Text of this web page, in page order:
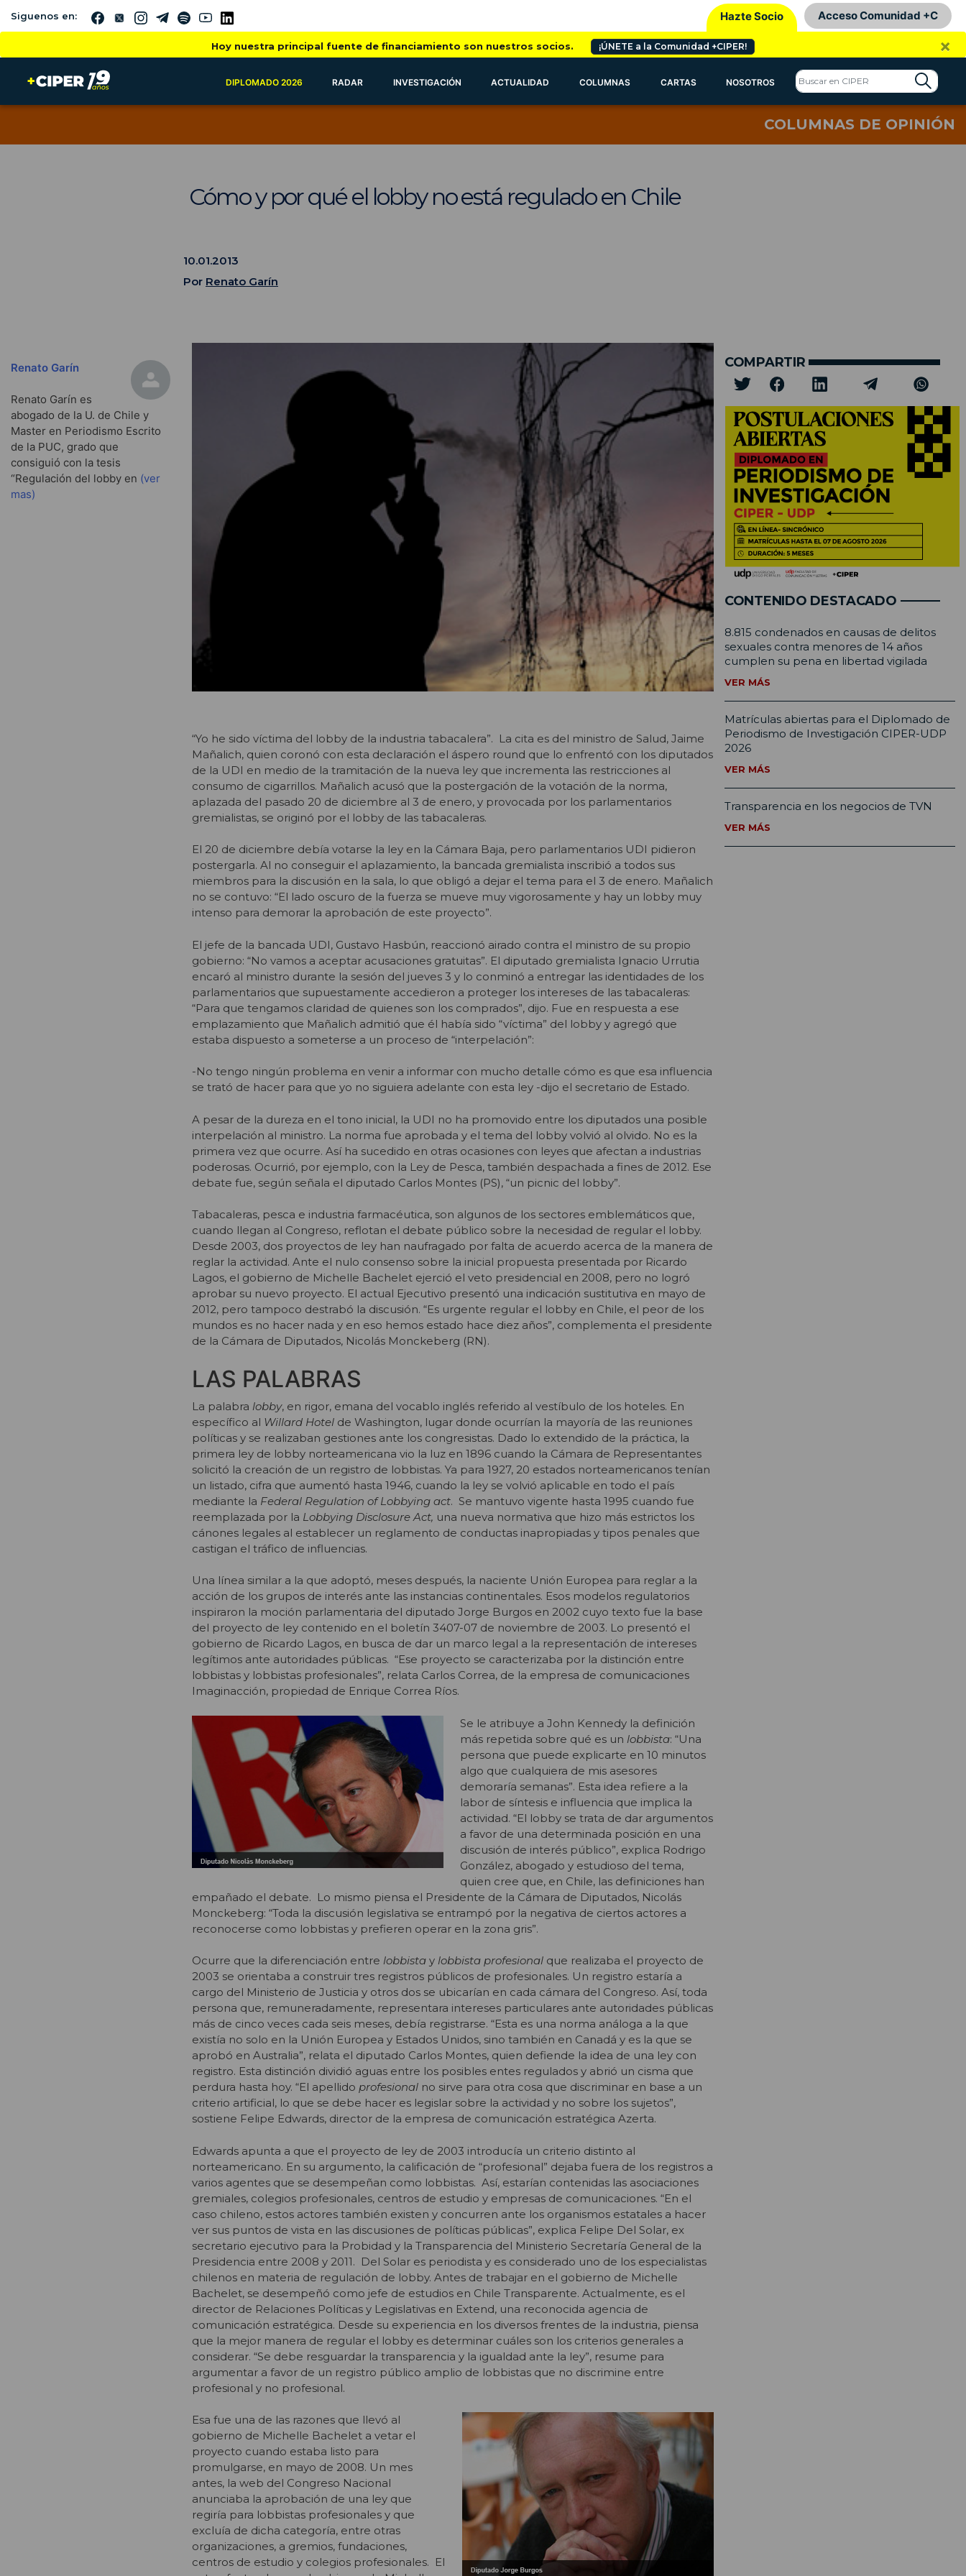
Siguenos en: Hazte Socio Acceso Comunidad +C
Hoy nuestra principal fuente de financiamiento son nuestros socios. ¡ÚNETE a la Comunidad +CIPER! ×
DIPLOMADO 2026 RADAR INVESTIGACIÓN ACTUALIDAD COLUMNAS CARTAS NOSOTROS
COLUMNAS DE OPINIÓN
Cómo y por qué el lobby no está regulado en Chile
10.01.2013
Por Renato Garín
Renato Garín
Renato Garín es
abogado de la U. de Chile y
Master en Periodismo Escrito
de la PUC, grado que
consiguió con la tesis
“Regulación del lobby en (ver
mas)
“Yo he sido víctima del lobby de la industria tabacalera”. La cita es del ministro de Salud, Jaime
Mañalich, quien coronó con esta declaración el áspero round que lo enfrentó con los diputados
de la UDI en medio de la tramitación de la nueva ley que incrementa las restricciones al
consumo de cigarrillos. Mañalich acusó que la postergación de la votación de la norma,
aplazada del pasado 20 de diciembre al 3 de enero, y provocada por los parlamentarios
gremialistas, se originó por el lobby de las tabacaleras.
El 20 de diciembre debía votarse la ley en la Cámara Baja, pero parlamentarios UDI pidieron
postergarla. Al no conseguir el aplazamiento, la bancada gremialista inscribió a todos sus
miembros para la discusión en la sala, lo que obligó a dejar el tema para el 3 de enero. Mañalich
no se contuvo: “El lado oscuro de la fuerza se mueve muy vigorosamente y hay un lobby muy
intenso para demorar la aprobación de este proyecto”.
El jefe de la bancada UDI, Gustavo Hasbún, reaccionó airado contra el ministro de su propio
gobierno: “No vamos a aceptar acusaciones gratuitas”. El diputado gremialista Ignacio Urrutia
encaró al ministro durante la sesión del jueves 3 y lo conminó a entregar las identidades de los
parlamentarios que supuestamente accedieron a proteger los intereses de las tabacaleras:
“Para que tengamos claridad de quienes son los comprados”, dijo. Fue en respuesta a ese
emplazamiento que Mañalich admitió que él había sido “víctima” del lobby y agregó que
estaba dispuesto a someterse a un proceso de “interpelación”:
-No tengo ningún problema en venir a informar con mucho detalle cómo es que esa influencia
se trató de hacer para que yo no siguiera adelante con esta ley -dijo el secretario de Estado.
A pesar de la dureza en el tono inicial, la UDI no ha promovido entre los diputados una posible
interpelación al ministro. La norma fue aprobada y el tema del lobby volvió al olvido. No es la
primera vez que ocurre. Así ha sucedido en otras ocasiones con leyes que afectan a industrias
poderosas. Ocurrió, por ejemplo, con la Ley de Pesca, también despachada a fines de 2012. Ese
debate fue, según señala el diputado Carlos Montes (PS), “un picnic del lobby”.
Tabacaleras, pesca e industria farmacéutica, son algunos de los sectores emblemáticos que,
cuando llegan al Congreso, reflotan el debate público sobre la necesidad de regular el lobby.
Desde 2003, dos proyectos de ley han naufragado por falta de acuerdo acerca de la manera de
reglar la actividad. Ante el nulo consenso sobre la inicial propuesta presentada por Ricardo
Lagos, el gobierno de Michelle Bachelet ejerció el veto presidencial en 2008, pero no logró
aprobar su nuevo proyecto. El actual Ejecutivo presentó una indicación sustitutiva en mayo de
2012, pero tampoco destrabó la discusión. “Es urgente regular el lobby en Chile, el peor de los
mundos es no hacer nada y en eso hemos estado hace diez años”, complementa el presidente
de la Cámara de Diputados, Nicolás Monckeberg (RN).
LAS PALABRAS
La palabra lobby, en rigor, emana del vocablo inglés referido al vestíbulo de los hoteles. En
específico al Willard Hotel de Washington, lugar donde ocurrían la mayoría de las reuniones
políticas y se realizaban gestiones ante los congresistas. Dado lo extendido de la práctica, la
primera ley de lobby norteamericana vio la luz en 1896 cuando la Cámara de Representantes
solicitó la creación de un registro de lobbistas. Ya para 1927, 20 estados norteamericanos tenían
un listado, cifra que aumentó hasta 1946, cuando la ley se volvió aplicable en todo el país
mediante la Federal Regulation of Lobbying act. Se mantuvo vigente hasta 1995 cuando fue
reemplazada por la Lobbying Disclosure Act, una nueva normativa que hizo más estrictos los
cánones legales al establecer un reglamento de conductas inapropiadas y tipos penales que
castigan el tráfico de influencias.
Una línea similar a la que adoptó, meses después, la naciente Unión Europea para reglar a la
acción de los grupos de interés ante las instancias continentales. Esos modelos regulatorios
inspiraron la moción parlamentaria del diputado Jorge Burgos en 2002 cuyo texto fue la base
del proyecto de ley contenido en el boletín 3407-07 de noviembre de 2003. Lo presentó el
gobierno de Ricardo Lagos, en busca de dar un marco legal a la representación de intereses
legítimos ante autoridades públicas. “Ese proyecto se caracterizaba por la distinción entre
lobbistas y lobbistas profesionales”, relata Carlos Correa, de la empresa de comunicaciones
Imaginacción, propiedad de Enrique Correa Ríos.
Se le atribuye a John Kennedy la definición
más repetida sobre qué es un lobbista: “Una
persona que puede explicarte en 10 minutos
algo que cualquiera de mis asesores
demoraría semanas”. Esta idea refiere a la
labor de síntesis e influencia que implica la
actividad. “El lobby se trata de dar argumentos
a favor de una determinada posición en una
discusión de interés público”, explica Rodrigo
González, abogado y estudioso del tema,
quien cree que, en Chile, las definiciones han
empañado el debate. Lo mismo piensa el Presidente de la Cámara de Diputados, Nicolás
Monckeberg: “Toda la discusión legislativa se entrampó por la negativa de ciertos actores a
reconocerse como lobbistas y prefieren operar en la zona gris”.
Ocurre que la diferenciación entre lobbista y lobbista profesional que realizaba el proyecto de
2003 se orientaba a construir tres registros públicos de profesionales. Un registro estaría a
cargo del Ministerio de Justicia y otros dos se ubicarían en cada cámara del Congreso. Así, toda
persona que, remuneradamente, representara intereses particulares ante autoridades públicas
más de cinco veces cada seis meses, debía registrarse. “Esta es una norma análoga a la que
existía no solo en la Unión Europea y Estados Unidos, sino también en Canadá y es la que se
aprobó en Australia”, relata el diputado Carlos Montes, quien defiende la idea de una ley con
registro. Esta distinción dividió aguas entre los posibles entes regulados y abrió un cisma que
perdura hasta hoy. “El apellido profesional no sirve para otra cosa que discriminar en base a un
criterio artificial, lo que se debe hacer es legislar sobre la actividad y no sobre los sujetos”,
sostiene Felipe Edwards, director de la empresa de comunicación estratégica Azerta.
Edwards apunta a que el proyecto de ley de 2003 introducía un criterio distinto al
norteamericano. En su argumento, la calificación de “profesional” dejaba fuera de los registros a
varios agentes que se desempeñan como lobbistas. Así, estarían contenidas las asociaciones
gremiales, colegios profesionales, centros de estudio y empresas de comunicaciones. “En el
caso chileno, estos actores también existen y concurren ante los organismos estatales a hacer
ver sus puntos de vista en las discusiones de políticas públicas”, explica Felipe Del Solar, ex
secretario ejecutivo para la Probidad y la Transparencia del Ministerio Secretaría General de la
Presidencia entre 2008 y 2011. Del Solar es periodista y es considerado uno de los especialistas
chilenos en materia de regulación de lobby. Antes de trabajar en el gobierno de Michelle
Bachelet, se desempeñó como jefe de estudios en Chile Transparente. Actualmente, es el
director de Relaciones Políticas y Legislativas en Extend, una reconocida agencia de
comunicación estratégica. Desde su experiencia en los diversos frentes de la industria, piensa
que la mejor manera de regular el lobby es determinar cuáles son los criterios generales a
considerar. “Se debe resguardar la transparencia y la igualdad ante la ley”, resume para
argumentar a favor de un registro público amplio de lobbistas que no discrimine entre
profesional y no profesional.
Esa fue una de las razones que llevó al
gobierno de Michelle Bachelet a vetar el
proyecto cuando estaba listo para
promulgarse, en mayo de 2008. Un mes
antes, la web del Congreso Nacional
anunciaba la aprobación de una ley que
regiría para lobbistas profesionales y que
excluía de dicha categoría, entre otras
organizaciones, a gremios, fundaciones,
centros de estudio y colegios profesionales. El
COMPARTIR
CONTENIDO DESTACADO
8.815 condenados en causas de delitos
sexuales contra menores de 14 años
cumplen su pena en libertad vigilada
VER MÁS
Matrículas abiertas para el Diplomado de
Periodismo de Investigación CIPER-UDP
2026
VER MÁS
Transparencia en los negocios de TVN
VER MÁS